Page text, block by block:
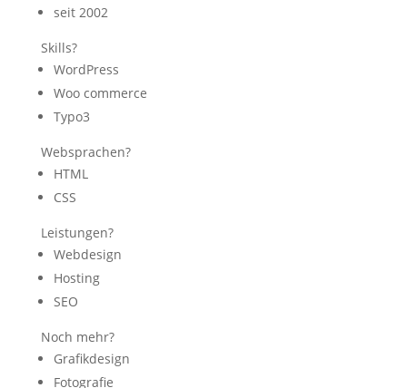
seit 2002
Skills?
WordPress
Woo commerce
Typo3
Websprachen?
HTML
CSS
Leistungen?
Webdesign
Hosting
SEO
Noch mehr?
Grafikdesign
Fotografie